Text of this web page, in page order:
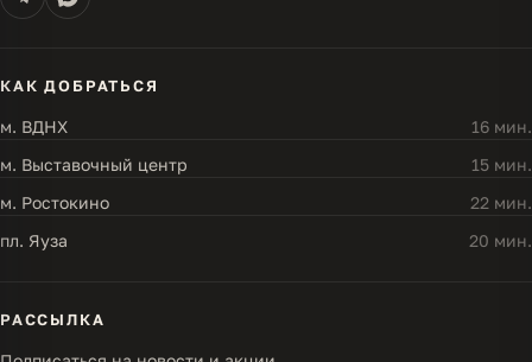
КАК ДОБРАТЬСЯ
м. ВДНХ
16 мин.
м. Выставочный центр
15 мин.
м. Ростокино
22 мин.
пл. Яуза
20 мин.
РАССЫЛКА